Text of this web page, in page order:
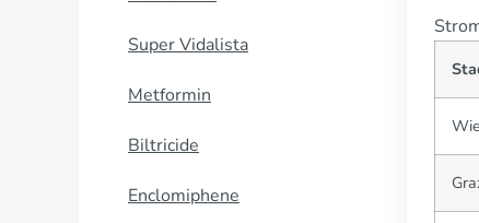
Super Vidalista
Metformin
Biltricide
Enclomiphene